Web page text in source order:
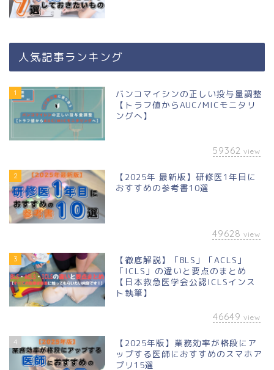
人気記事ランキング
1
バンコマイシンの正しい投与量調整
【トラフ値からAUC/MICモニタリ
ングへ】
59362 view
2
【2025年 最新版】研修医1年目に
おすすめの参考書10選
49628 view
3
【徹底解説】「BLS」「ACLS」
「ICLS」の違いと要点のまとめ
【日本救急医学会公認ICLSインス
ト執筆】
46649 view
4
【2025年版】業務効率が格段にア
ップする医師におすすめのスマホア
プリ15選